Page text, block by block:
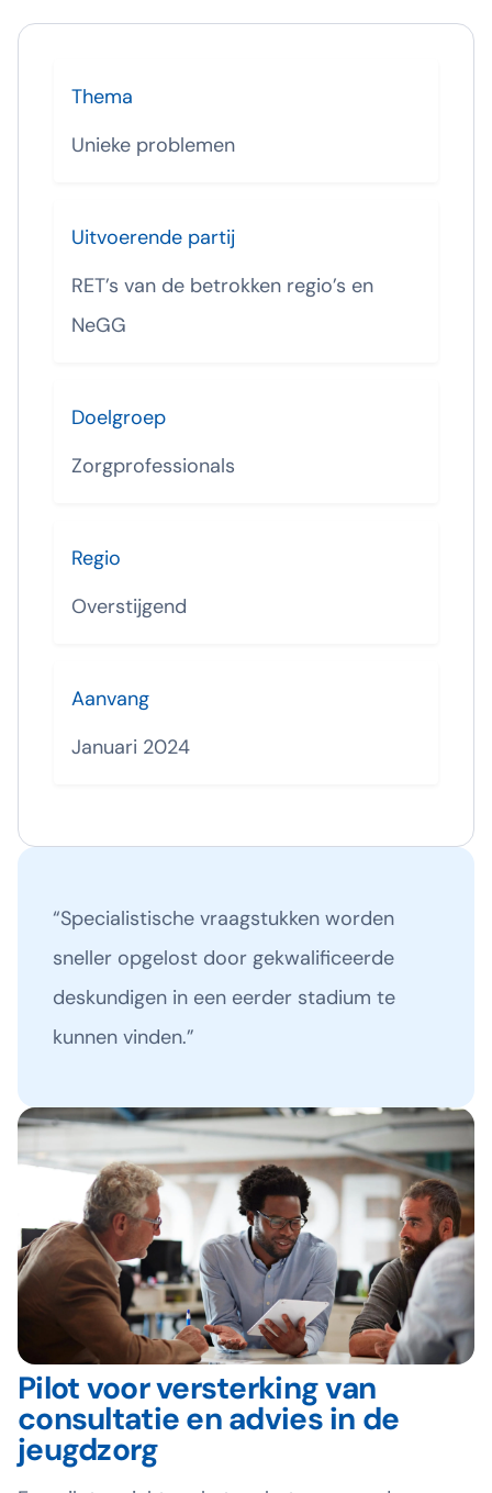
Thema
Unieke problemen
Uitvoerende partij
RET’s van de betrokken regio’s en
NeGG
Doelgroep
Zorgprofessionals
Regio
Overstijgend
Aanvang
Januari 2024
“Specialistische vraagstukken worden
sneller opgelost door gekwalificeerde
deskundigen in een eerder stadium te
kunnen vinden.”
Pilot voor versterking van
consultatie en advies in de
jeugdzorg